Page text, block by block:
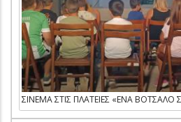
ΣΙΝΕΜΑ ΣΤΙΣ ΠΛΑΤΕΙΕΣ «ΕΝΑ ΒΟΤΣΑΛΟ